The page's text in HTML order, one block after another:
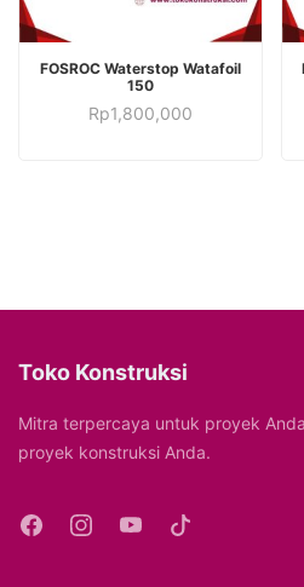
TAMBAH KE KERANJANG
FOSROC Waterstop Watafoil
150
Rp1,800,000
Toko Konstruksi
Mitra terpercaya untuk proyek
proyek konstruksi Anda.